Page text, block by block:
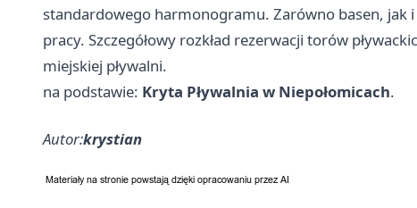
standardowego harmonogramu. Zarówno basen, jak i
pracy. Szczegółowy rozkład rezerwacji torów
miejskiej pływalni.
na podstawie: Kryta Pływalnia w Niepołomicach.
Autor:krystian